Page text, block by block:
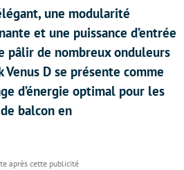
une modularité
et une puissance d’entrée
pâlir de nombreux onduleurs
D se présente comme
d’énergie optimal pour les
balcon en